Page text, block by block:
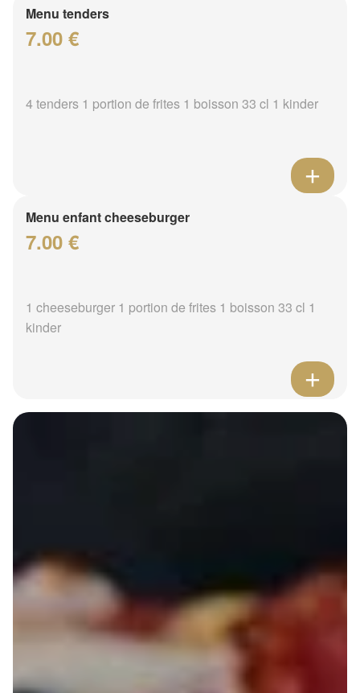
Menu tenders
7.00 €
4 tenders 1 portion de frites 1 boisson 33 cl 1 kinder
Menu enfant cheeseburger
7.00 €
1 cheeseburger 1 portion de frites 1 boisson 33 cl 1
kinder